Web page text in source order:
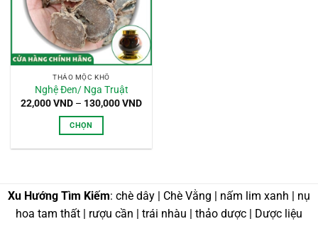
THẢO MỘC KHÔ
Nghệ Đen/ Nga Truật
22,000VND – 130,000VNDKhoảng
130,000 VND
CHỌN
nhiều
biến
Xu Hướng Tìm Kiếm: chè dây | Chè Vằng | nấm lim xanh | nụ
hoa tam thất | rượu cần | trái nhàu | thảo dược | Dược liệu